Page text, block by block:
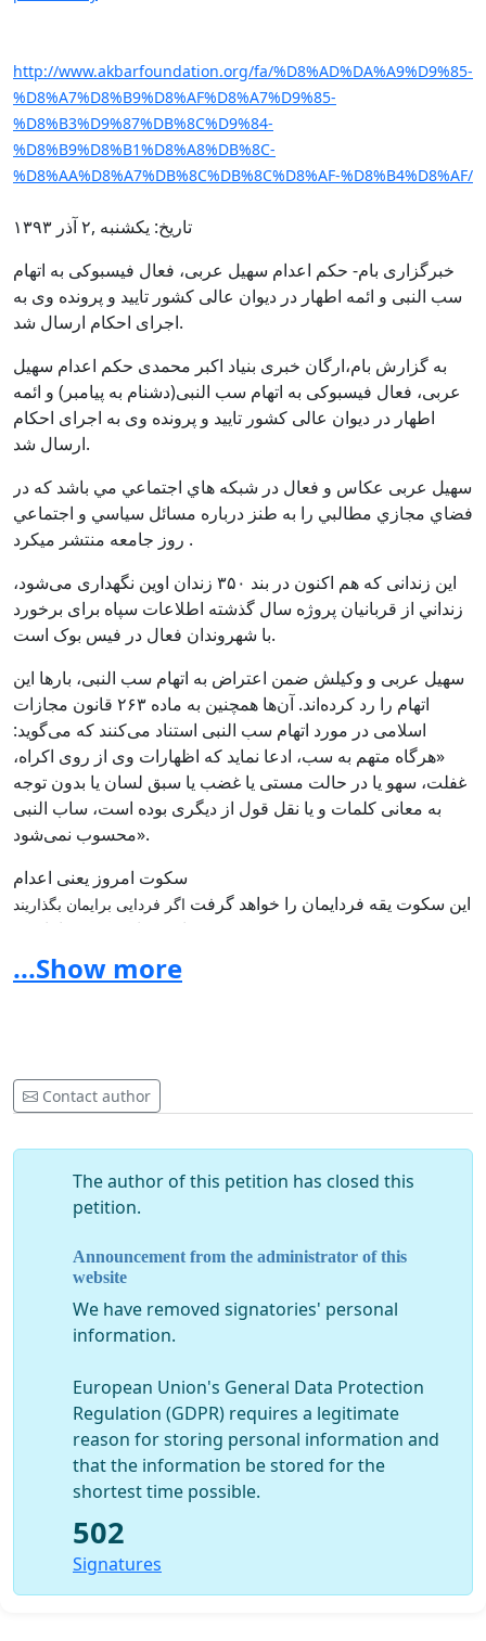
http://www.akbarfoundation.org/fa/%D8%AD%DA%A9%D9%85-
%D8%A7%D8%B9%D8%AF%D8%A7%D9%85-
%D8%B3%D9%87%DB%8C%D9%84-
%D8%B9%D8%B1%D8%A8%DB%8C-
%D8%AA%D8%A7%DB%8C%DB%8C%D8%AF-%D8%B4%D8%AF/
تاریخ: یکشنبه ,۲ آذر ۱۳۹۳
خبرگزاری بام- حکم اعدام سهیل عربی، فعال فیسبوکی به اتهام
سب النبی و ائمه اطهار در دیوان عالی کشور تایید و پرونده وی به
اجرای احکام ارسال شد.
به گزارش بام،ارگان خبری بنیاد اکبر محمدی حکم اعدام سهیل
عربی، فعال فیسبوکی به اتهام سب النبی(دشنام به پيامبر) و ائمه
اطهار در دیوان عالی کشور تایید و پرونده وی به اجرای احکام
ارسال شد.
سهیل عربی عكاس و فعال در شبكه هاي اجتماعي مي باشد كه در
فضاي مجازي مطالبي را به طنز درباره مسائل سياسي و اجتماعي
روز جامعه منتشر ميكرد .
اين زندانی كه هم اكنون در بند ۳۵۰ زندان اوین نگهداری می‌شود،
زنداني از قربانیان پروژه سال گذشته اطلاعات سپاه برای برخورد
با شهروندان فعال در فیس بوک است.
سهیل عربی و وکیلش ضمن اعتراض به اتهام سب النبی، بارها این
اتهام را رد کرده‌اند. آن‌ها همچنین به ماده ۲۶۳ قانون مجازات
اسلامی در مورد اتهام سب النبی استناد می‌کنند که می‌گوید:
«هرگاه متهم به سب، ادعا نماید که اظهارات وی از روی اکراه،
غفلت، سهو یا در حالت مستی یا غضب یا سبق لسان یا بدون توجه
به معانی کلمات و یا نقل قول از دیگری بوده است، ساب النبی
محسوب نمی‌شود».
سکوت امروز یعنی اعدام
این سکوت یقه فردایمان را خواهد گرفت اگر فردایی برایمان بگذاریند
شاید قربانی بعدی ما باشیم
این اقدام جمع آوری امضاء است صرفا برای منع اعدام ها در ایران
و تلاش ان مبنی
...Show more
Contact author
The author of this petition has closed this
petition.
Announcement from the administrator of this
website
We have removed signatories' personal
information.
European Union's General Data Protection
Regulation (GDPR) requires a legitimate
reason for storing personal information and
that the information be stored for the
shortest time possible.
502
Signatures